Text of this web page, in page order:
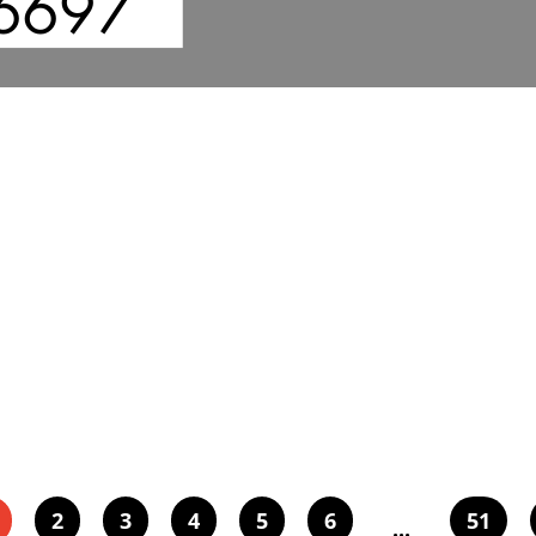
2 3 4 5 6 ... 51